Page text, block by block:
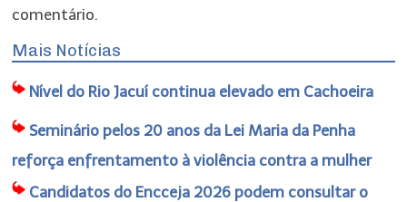
comentário.
Mais Notícias
Nível do Rio Jacuí continua elevado em Cachoeira
Seminário pelos 20 anos da Lei Maria da Penha
reforça enfrentamento à violência contra a mulher
Candidatos do Encceja 2026 podem consultar o